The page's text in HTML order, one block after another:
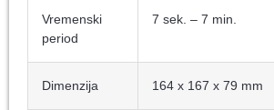
Vremenski
period
7 sek. – 7 min.
Dimenzija 164 x 167 x 79 mm